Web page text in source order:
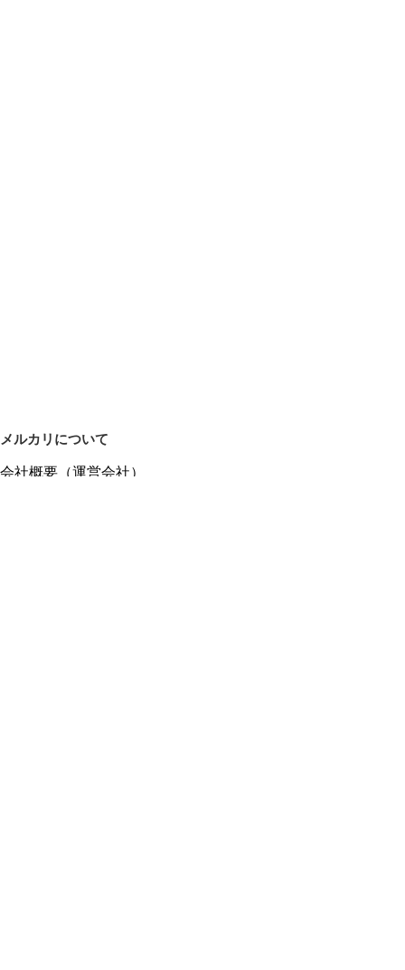
メルカリについて
会社概要（運営会社）